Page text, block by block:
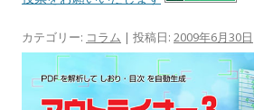
カテゴリー: コラム | 投稿日: 2009年6月30日